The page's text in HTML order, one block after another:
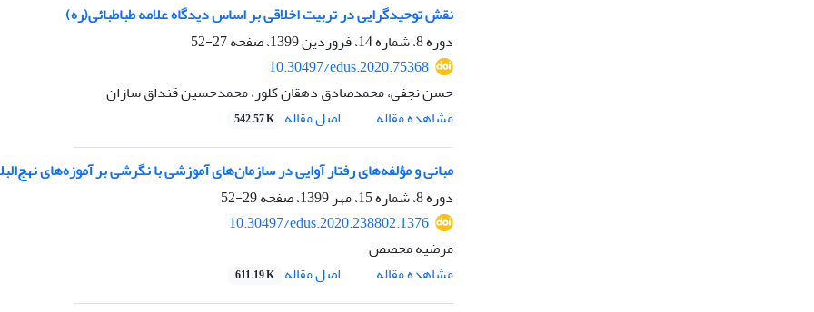
نقش توحیدگرایی در تربیت اخلاقی بر اساس دیدگاه علامه طباطبائی(ره)
دوره 8، شماره 14، فروردین 1399، صفحه
27-52
10.30497/edus.2020.75368
حسن نجفی، محمدصادق دهقان کلور، محمدحسین قنداق سازان
مشاهده مقاله
اصل مقاله 542.57 K
مبانی و مؤلفه‌های رفتار آوایی در سازمان‌های آموزشی با نگرشی بر آموزه‌های
دوره 8، شماره 15، مهر 1399، صفحه
29-52
10.30497/edus.2020.238802.1376
مرضیه محصص
مشاهده مقاله
اصل مقاله 611.19 K